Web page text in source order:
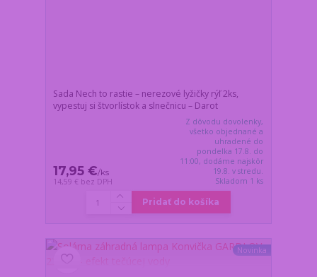
Sada Nech to rastie – nerezové lyžičky rýľ 2ks,
vypestuj si štvorlístok a slnečnicu – Darot
17,95 €/ks
14,59 € bez DPH
Z dôvodu dovolenky,
všetko objednané a
uhradené do
pondelka 17.8. do
11:00, dodáme najskôr
19.8. v stredu.
Skladom 1 ks
Pridať do košíka
Novinka